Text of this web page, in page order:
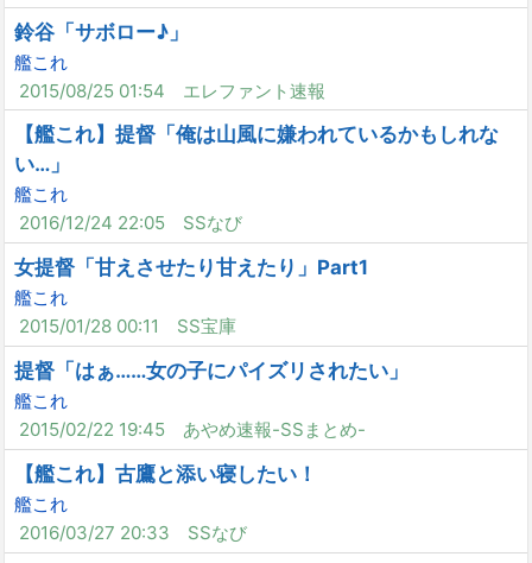
鈴谷「サボロー♪」
艦これ
2015/08/25 01:54
エレファント速報
【艦これ】提督「俺は山風に嫌われているかもしれな
い…」
艦これ
2016/12/24 22:05
SSなび
女提督「甘えさせたり甘えたり」Part1
艦これ
2015/01/28 00:11
SS宝庫
提督「はぁ……女の子にパイズリされたい」
艦これ
2015/02/22 19:45
あやめ速報-SSまとめ-
【艦これ】古鷹と添い寝したい！
艦これ
2016/03/27 20:33
SSなび